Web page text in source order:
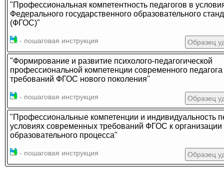
"Профессиональная компетентность педагогов в
Федерального государственного образовательного
(ФГОС)"
- пошаговая инструкция Образец
"Формирование и развитие психолого-педагогической
профессиональной компетенции современного педагога
требований ФГОС нового поколения"
- пошаговая инструкция Образец
"Профессиональные компетенции и индивидуальность
условиях современных требований ФГОС к организации
образовательного процесса"
- пошаговая инструкция Образец